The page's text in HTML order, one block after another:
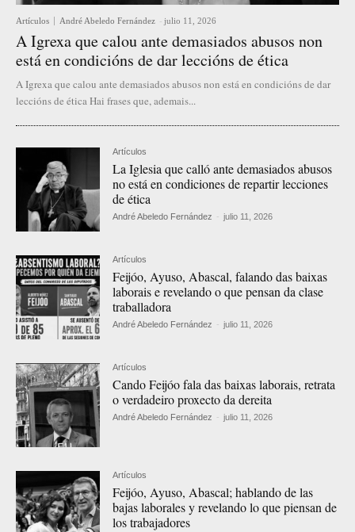
Artículos André Abeledo Fernández - julio 11, 2026
A Igrexa que calou ante demasiados abusos non
está en condicións de dar leccións de ética
A Igrexa que calou ante demasiados abusos non está en condicións de dar
leccións de ética Hai frases que, ademais...
Artículos
La Iglesia que calló ante demasiados abusos
no está en condiciones de repartir lecciones
de ética
André Abeledo Fernández - julio 11, 2026
Artículos
Feijóo, Ayuso, Abascal, falando das baixas
laborais e revelando o que pensan da clase
traballadora
André Abeledo Fernández - julio 11, 2026
Artículos
Cando Feijóo fala das baixas laborais, retrata
o verdadeiro proxecto da dereita
André Abeledo Fernández - julio 11, 2026
Artículos
Feijóo, Ayuso, Abascal; hablando de las
bajas laborales y revelando lo que piensan de
los trabajadores